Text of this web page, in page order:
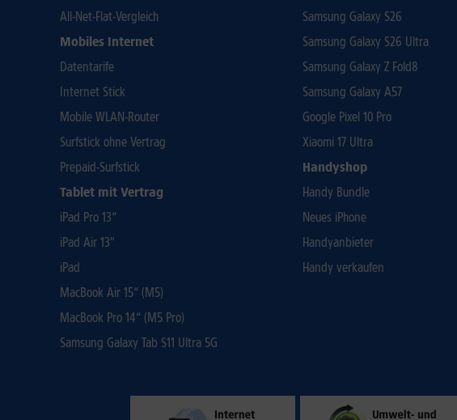
All-Net-Flat-Vergleich
Mobiles Internet
Datentarife
Internet Stick
Mobile WLAN-Router
Surfstick ohne Vertrag
Prepaid-Surfstick
Tablet mit Vertrag
iPad Pro 13“
iPad Air 13"
iPad
MacBook Air 15“ (M5)
MacBook Pro 14“ (M5 Pro)
Samsung Galaxy Tab S11 Ultra 5G
Samsung Galaxy S26
Samsung Galaxy S26 Ultra
Samsung Galaxy Z Fold8
Samsung Galaxy A57
Google Pixel 10 Pro
Xiaomi 17 Ultra
Handyshop
Handy Bundle
Neues iPhone
Handyanbieter
Handy verkaufen